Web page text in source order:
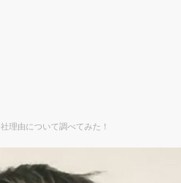
理由について調べてみた！